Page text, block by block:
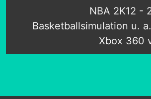
NBA 2K12 -
Basketballsimulation u.
Xbox 360